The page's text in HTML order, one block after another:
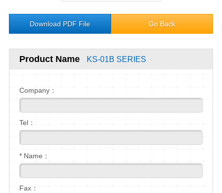
Download PDF File Go Back
Product Name KS-01B SERIES
Company：
Tel：
* Name：
Fax：